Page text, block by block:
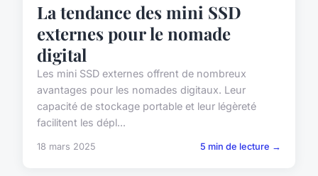
La tendance des mini SSD
externes pour le nomade
digital
Les mini SSD externes offrent de nombreux
avantages pour les nomades digitaux. Leur
capacité de stockage portable et leur légèreté
facilitent les dépl...
18 mars 2025 5 min de lecture →